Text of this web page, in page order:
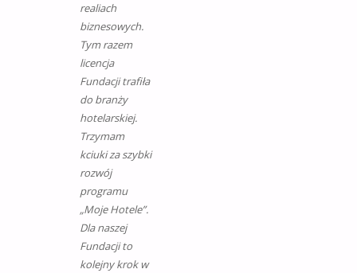
realiach
biznesowych.
Tym razem
licencja
Fundacji trafiła
do branży
hotelarskiej.
Trzymam
kciuki za szybki
rozwój
programu
„Moje Hotele”.
Dla naszej
Fundacji to
kolejny krok w